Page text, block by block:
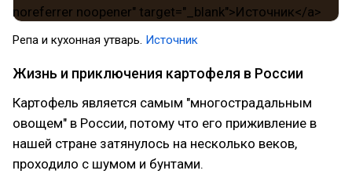
Репа и кухонная утварь. Источник
Жизнь и приключения картофеля в России
Картофель является самым "многострадальным
овощем" в России, потому что его приживление в
нашей стране затянулось на несколько веков,
проходило с шумом и бунтами.